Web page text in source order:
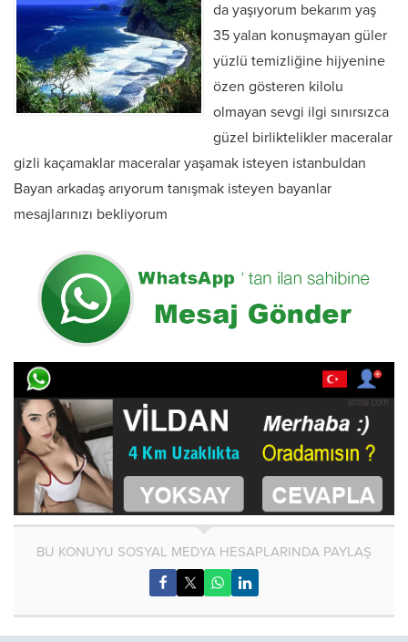
da yaşıyorum bekarım yaş
35 yalan konuşmayan güler
yüzlü temizliğine hijyenine
özen gösteren kilolu
olmayan sevgi ilgi sınırsızca
güzel birliktelikler maceralar
gizli kaçamaklar maceralar yaşamak isteyen istanbuldan
Bayan arkadaş arıyorum tanışmak isteyen bayanlar
mesajlarınızı bekliyorum
BU KONUYU SOSYAL MEDYA HESAPLARINDA PAYLAŞ